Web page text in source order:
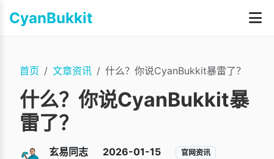
CyanBukkit
首页 文章资讯 什么？你说CyanBukkit暴雷了？
什么？你说CyanBukkit暴
雷了？
玄易同志 2026-01-15 官网资讯